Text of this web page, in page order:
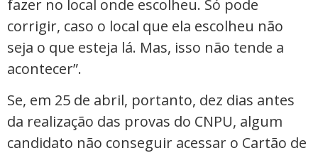
fazer no local onde escolheu. Só pode
corrigir, caso o local que ela escolheu não
seja o que esteja lá. Mas, isso não tende a
acontecer”.
Se, em 25 de abril, portanto, dez dias antes
da realização das provas do CNPU, algum
candidato não conseguir acessar o Cartão de